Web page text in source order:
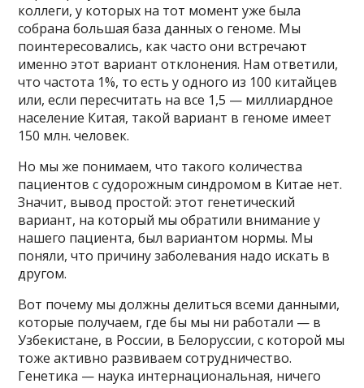
коллеги, у которых на тот момент уже была
собрана большая база данных о геноме. Мы
поинтересовались, как часто они встречают
именно этот вариант отклонения. Нам ответили,
что частота 1%, то есть у одного из 100 китайцев
или, если пересчитать на все 1,5 — миллиардное
население Китая, такой вариант в геноме имеет
150 млн. человек.
Но мы же понимаем, что такого количества
пациентов с судорожным синдромом в Китае нет.
Значит, вывод простой: этот генетический
вариант, на который мы обратили внимание у
нашего пациента, был вариантом нормы. Мы
поняли, что причину заболевания надо искать в
другом.
Вот почему мы должны делиться всеми данными,
которые получаем, где бы мы ни работали — в
Узбекистане, в России, в Белоруссии, с которой мы
тоже активно развиваем сотрудничество.
Генетика — наука интернациональная, ничего